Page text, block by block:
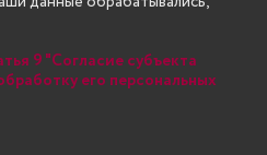
размещенные на сайте, взяты с
Если Вы являетесь правообладателем
на то согласия, то мы будем рады
страницы. Для этого достаточно,
виде) с E-mail официального
в котором указали ссылки на
удалить.
9 "Согласие субъекта
его персональных